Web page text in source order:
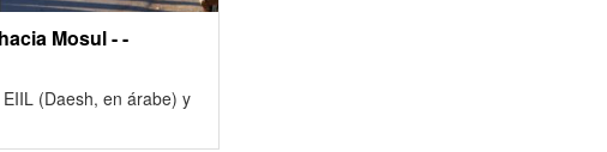
Mosul - -
(Daesh, en árabe) y